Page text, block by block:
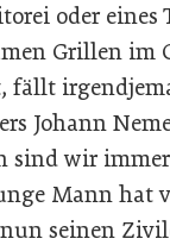
oder eines
Grillen im
fällt
Johann
wir
Mann hat
seinen